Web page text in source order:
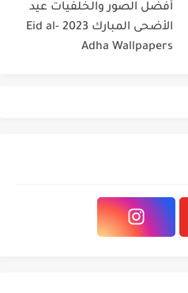
أفضل الصور والخلفيات عيد
الأضحى المبارك 2023 Eid al-
Adha Wallpapers